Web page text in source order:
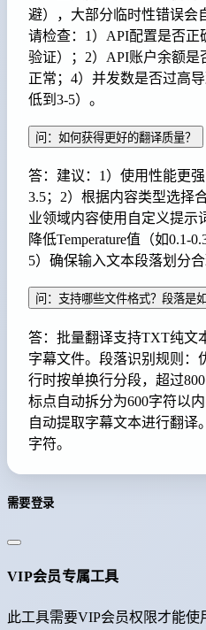
避），大部分临时性错误会
请检查：1）API配置是否
验证）；2）API账户余额是
正常；4）并发数是否过高
低到3-5）。
问：如何获得更好的翻译质量？
答：建议：1）使用性能更
3.5；2）根据内容类型选择
业领域内容使用自定义提示
降低Temperature值（如0.1-
5）确保输入文本段落划分
问：支持哪些文件格式？段落是
答：批量翻译支持TXT纯文
字幕文件。段落识别规则：
行时按单换行分段，超过
标点自动拆分为600字符以
自动提取字幕文本进行翻译
字符。
需要登录
VIP会员专属工具
此工具需要VIP会员权限才能